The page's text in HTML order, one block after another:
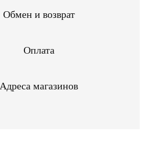
Обмен и возврат
Оплата
Адреса магазинов